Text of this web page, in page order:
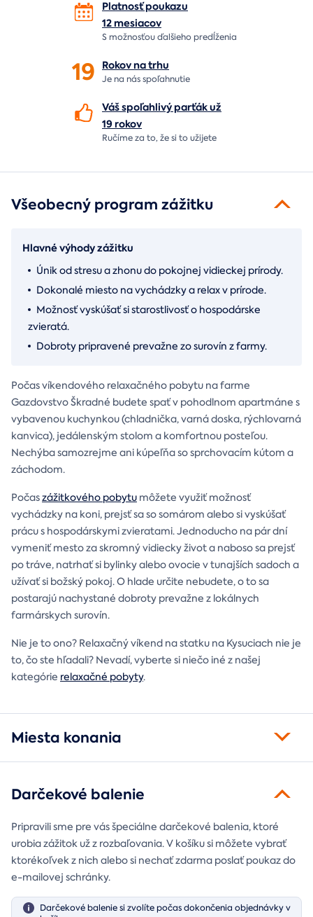
Platnosť poukazu
12 mesiacov
S možnosťou ďalšieho predĺženia
19 Rokov natrhu
Je na násspoľahnutie
Váš spoľahlivý parťák už
19 rokov
Ručíme za to,že si to užijete
Všeobecný program zážitku
Hlavné výhody zážitku
Únik od stresu a zhonu do pokojnej vidieckej prírody.
Dokonalé miesto na vychádzky a relax v prírode.
Možnosť vyskúšať si starostlivosť o hospodárske
zvieratá.
Dobroty pripravené prevažne zo surovín z farmy.
Počas víkendového relaxačného pobytu na farme
Gazdovstvo Škradné budete spať v pohodlnom apartmáne s
vybavenou kuchynkou (chladnička, varná doska, rýchlovarná
kanvica), jedálenským stolom a komfortnou posteľou.
Nechýba samozrejme ani kúpeľňa so sprchovacím kútom a
záchodom.
Počaszážitkového pobytu môžete využiť možnosť
vychádzky na koni, prejsť sa so somárom alebo si vyskúšať
prácu s hospodárskymi zvieratami. Jednoducho na pár dní
vymeniť mesto za skromný vidiecky život a naboso sa prejsť
po tráve, natrhať si bylinky alebo ovocie v tunajších sadoch a
užívať si božský pokoj. O hlade určite nebudete, o to sa
postarajú nachystané dobroty prevažne z lokálnych
farmárskych surovín.
Nie je to ono? Relaxačný víkend na statku na Kysuciach nie je
to, čo ste hľadali? Nevadí, vyberte si niečo iné z našej
kategórie relaxačné pobyty.
Miesta konania
Darčekové balenie
Pripravili sme pre vás špeciálne darčekové balenia, ktoré
urobia zážitok už z rozbaľovania. V košíku si môžete vybrať
ktorékoľvek z nich alebo si nechať zdarma poslať poukaz do
e-mailovej schránky.
Darčekové balenie si zvolíte počas dokončenia objednávky v